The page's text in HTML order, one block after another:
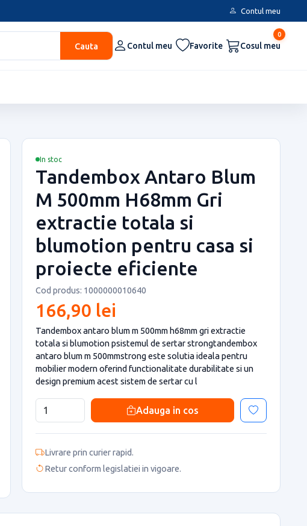
Contul meu
Cauta Contul meu Favorite
0
Cosul meu
In stoc
Tandembox Antaro Blum
M 500mm H68mm Gri
extractie totala si
blumotion pentru casa si
proiecte eficiente
Cod produs: 1000000010640
166,90 lei
Tandembox antaro blum m 500mm h68mm gri extractie
totala si blumotion psistemul de sertar strongtandembox
antaro blum m 500mmstrong este solutia ideala pentru
mobilier modern oferind functionalitate durabilitate si un
design premium acest sistem de sertar cu l
Adauga in cos
Livrare prin curier rapid.
Retur conform legislatiei in vigoare.